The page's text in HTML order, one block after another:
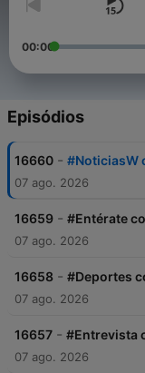
00:00
Episódios
16660 - #NoticiasW
07 ago. 2026
16659 - #Entérate
07 ago. 2026
16658 - #Deportes
07 ago. 2026
16657 - #Entrevista
07 ago. 2026